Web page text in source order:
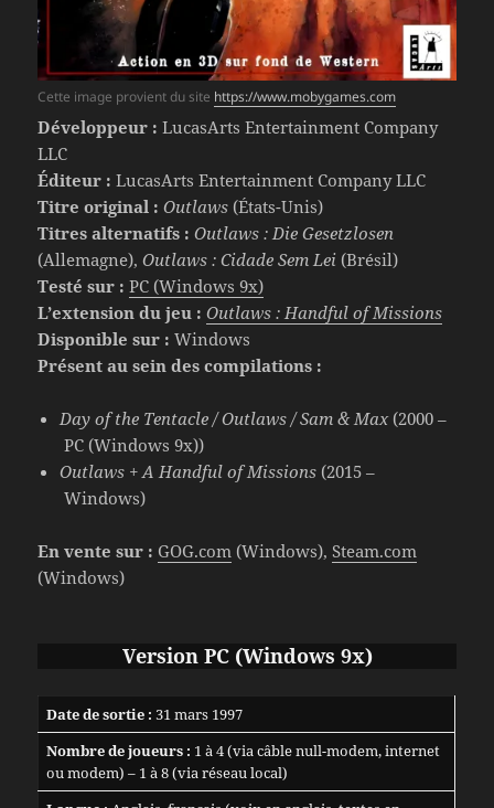
Cette image provient du site https://www.mobygames.com
Développeur : LucasArts Entertainment Company
LLC
Éditeur : LucasArts Entertainment Company LLC
Titre original : Outlaws (États-Unis)
Titres alternatifs : Outlaws : Die Gesetzlosen
(Allemagne),Outlaws : Cidade Sem Lei (Brésil)
Testé sur : PC (Windows 9x)
L’extension du jeu : Outlaws : Handful of Missions
Disponible sur : Windows
Présent au sein des compilations :
Day of the Tentacle / Outlaws / Sam & Max(2000 –
PC (Windows 9x))
Outlaws + A Handful of Missions (2015 –
Windows)
En vente sur : GOG.com (Windows),Steam.com
(Windows)
Version PC (Windows 9x)
Date de sortie : 31 mars 1997
Nombre de joueurs : 1 à 4 (via câble null-modem, internet
ou modem) – 1 à 8 (via réseau local)